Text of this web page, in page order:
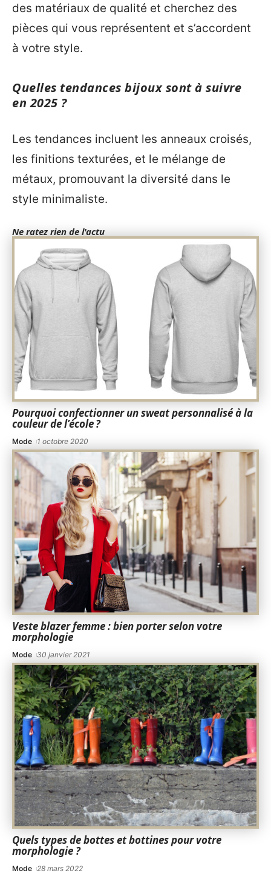
des matériaux de qualité et cherchez des
pièces qui vous représentent et s’accordent
à votre style.
Quelles tendances bijoux sont à suivre
en 2025 ?
Les tendances incluent les anneaux croisés,
les finitions texturées, et le mélange de
métaux, promouvant la diversité dans le
style minimaliste.
Ne ratez rien de l'actu
Pourquoi confectionner un sweat personnalisé à la
couleur de l’école ?
Mode 1 octobre 2020
Veste blazer femme : bien porter selon votre
morphologie
Mode 30 janvier 2021
Quels types de bottes et bottines pour votre
morphologie ?
Mode 28 mars 2022